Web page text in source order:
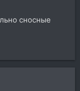
сносные